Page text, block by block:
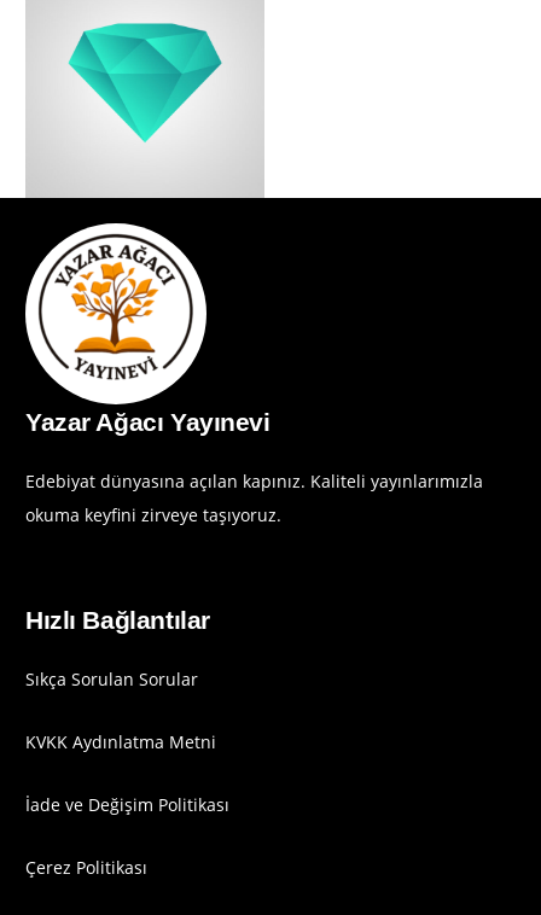
Yazar Ağacı Yayınevi
Edebiyat dünyasına açılan kapınız. Kaliteli yayınlarımızla
okuma keyfini zirveye taşıyoruz.
Hızlı Bağlantılar
Sıkça Sorulan Sorular
KVKK Aydınlatma Metni
İade ve Değişim Politikası
Çerez Politikası